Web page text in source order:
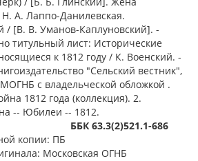
А. Лаппо-Данилевская.
/ [В. В. Уманов-Каплуновский]. -
титульный лист: Исторические
к 1812 году / К. Военский. -
"Сельский вестник",
с владельческой обложкой .
1812 года (коллекция). 2.
-- Юбилеи -- 1812.
ББК 63.3(2)521.1-686
копии: ПБ
Московская ОГНБ